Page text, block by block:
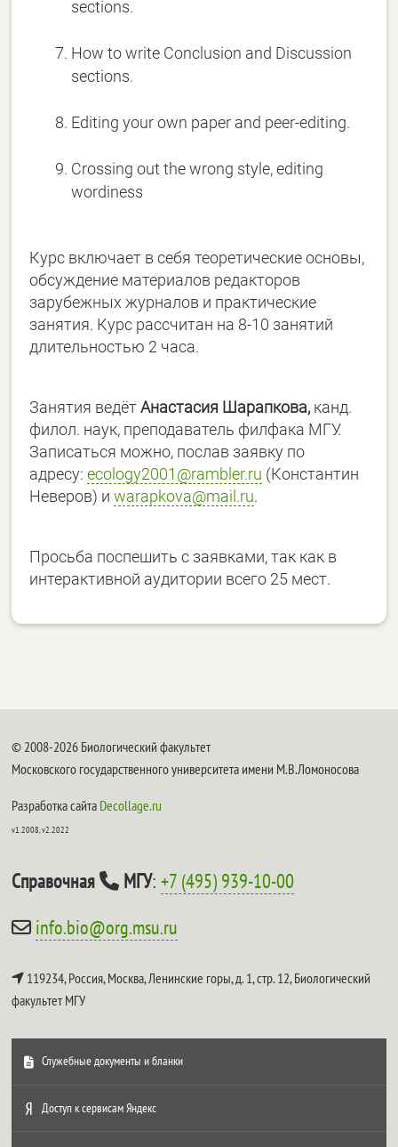
sections.
How to write Conclusion and Discussion
sections.
Editing your own paper and peer-editing.
Crossing out the wrong style, editing
wordiness
Курс включает в себя теоретические основы,
обсуждение материалов редакторов
зарубежных журналов и практические
занятия. Курс рассчитан на 8-10 занятий
длительностью 2 часа.
Занятия ведётАнастасия Шарапкова,канд.
филол. наук, преподаватель филфака МГУ.
Записаться можно, послав заявку по
адресу:ecology2001@rambler.ru (Константин
Неверов) иwarapkova@mail.ru.
Просьба поспешить с заявками, так как в
интерактивной аудитории всего 25 мест.
© 2008-2026 Биологический факультет
Московского государственного университета имени М.В.Ломоносова
Разработка сайта Decollage.ru
v1.2008, v2.2022
Справочная МГУ:+7 (495) 939-10-00
info.bio@org.msu.ru
119234, Россия, Москва, Ленинские горы, д. 1, стр. 12,Биологический
факультет МГУ
Служебные документы и бланки
Доступ к сервисам Яндекс